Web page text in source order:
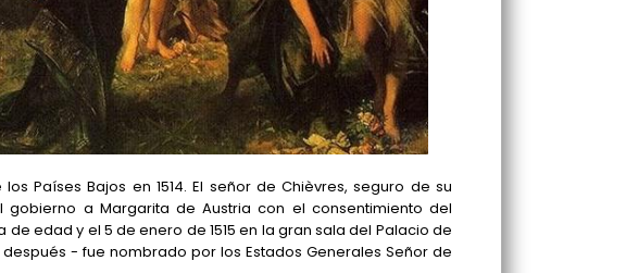
Países Bajos en 1514. El señor de Chièvres, seguro de su
a Margarita de Austria con el consentimiento del
edad y el 5 de enero de 1515 en la gran sala del Palacio de
- fue nombrado por los Estados Generales Señor de